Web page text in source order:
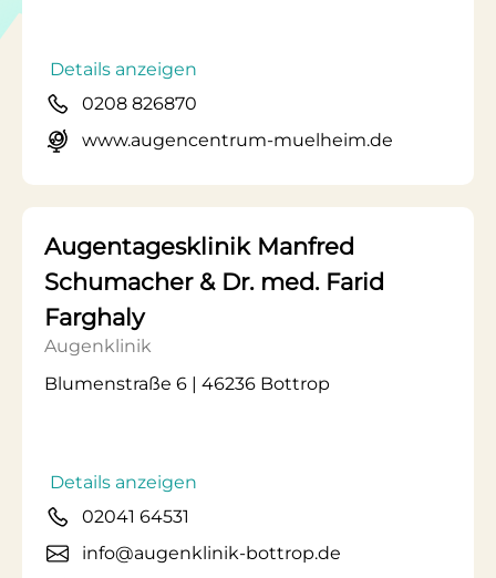
Details anzeigen
0208 826870
www.augencentrum-muelheim.de
Augentagesklinik Manfred
Schumacher & Dr. med. Farid
Farghaly
Augenklinik
Blumenstraße 6 | 46236 Bottrop
Details anzeigen
02041 64531
info@augenklinik-bottrop.de